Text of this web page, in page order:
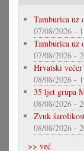
Tamburica uz
07/08/2026 -
Tamburica uz
07/08/2026 -
Hrvatski
08/08/2026 -
35 ljet grupa
08/08/2026 -
Zvuk
08/08/2026 -
>> već